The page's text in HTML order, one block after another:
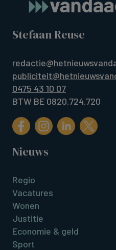
Stefaan Reuse
0475 43 10 07
BTW BE 0820.724.720
Nieuws
Regio
Vacatures
Wonen
Justitie
Economie & geld
Sport